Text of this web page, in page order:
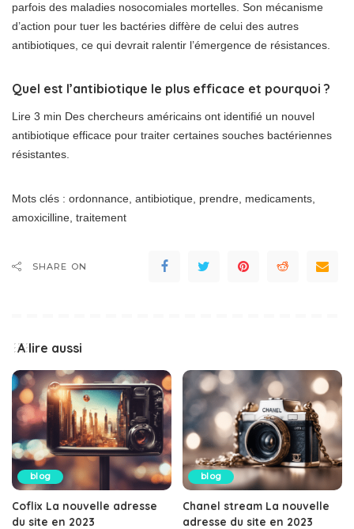
parfois des maladies nosocomiales mortelles. Son mécanisme
d’action pour tuer les bactéries diffère de celui des autres
antibiotiques, ce qui devrait ralentir l’émergence de résistances.
Quel est l’antibiotique le plus efficace et pourquoi ?
Lire 3 min Des chercheurs américains ont identifié un nouvel
antibiotique efficace pour traiter certaines souches bactériennes
résistantes.
Mots clés : ordonnance, antibiotique, prendre, medicaments,
amoxicilline, traitement
SHARE ON
A lire aussi
blog
Coflix La nouvelle adresse
du site en 2023
blog
Chanel stream La nouvelle
adresse du site en 2023